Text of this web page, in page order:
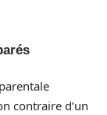
contraire d’un